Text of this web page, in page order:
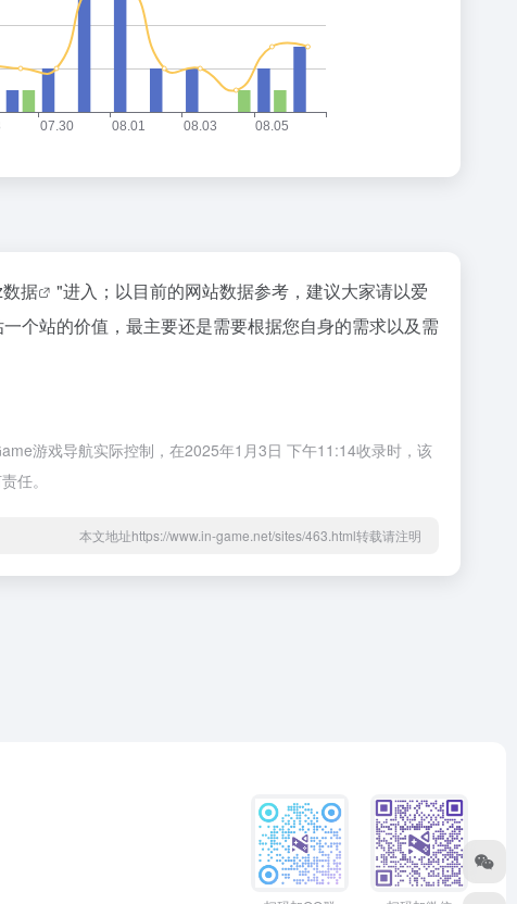
据
"进入；以目前的网站数据参考，建议大家请以爱
个站的价值，最主要还是需要根据您自身的需求以及需
游戏导航实际控制，在2025年1月3日 下午11:14收录时，该
任。
本文地址https://www.in-game.net/sites/463.html转载请注明